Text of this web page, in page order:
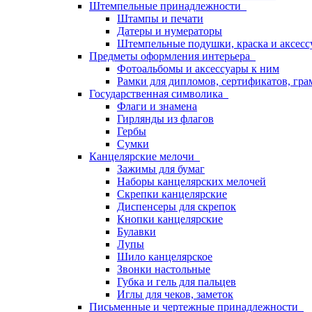
Штемпельные принадлежности
Штампы и печати
Датеры и нумераторы
Штемпельные подушки, краска и
Предметы оформления интерьера
Фотоальбомы и аксессуары к ним
Рамки для дипломов, сертификатов,
Государственная символика
Флаги и знамена
Гирлянды из флагов
Гербы
Сумки
Канцелярские мелочи
Зажимы для бумаг
Наборы канцелярских мелочей
Скрепки канцелярские
Диспенсеры для скрепок
Кнопки канцелярские
Булавки
Лупы
Шило канцелярское
Звонки настольные
Губка и гель для пальцев
Иглы для чеков, заметок
Письменные и чертежные принадлежности